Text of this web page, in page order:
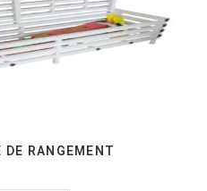
RANGEMENT